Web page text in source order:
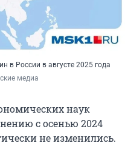
в России в августе 2025 года
медиа
наук
с осенью 2024
не изменились.